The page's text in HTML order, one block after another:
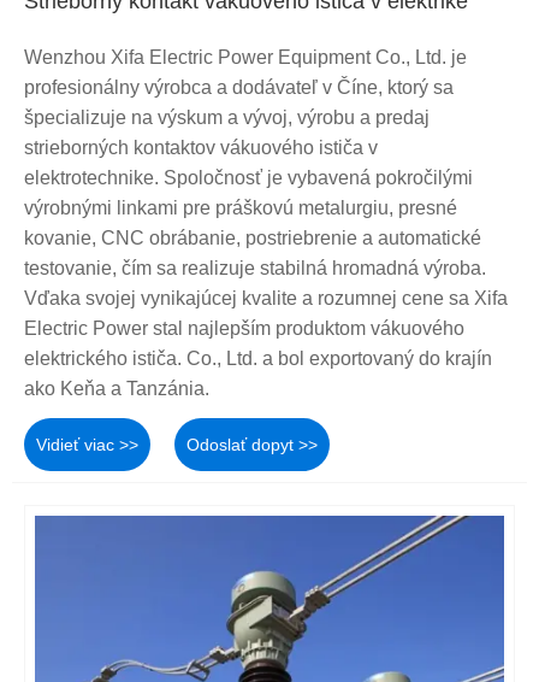
Wenzhou Xifa Electric Power Equipment Co., Ltd. je
profesionálny výrobca a dodávateľ v Číne, ktorý sa
špecializuje na výskum a vývoj, výrobu a predaj
strieborných kontaktov vákuového ističa v
elektrotechnike. Spoločnosť je vybavená pokročilými
výrobnými linkami pre práškovú metalurgiu, presné
kovanie, CNC obrábanie, postriebrenie a automatické
testovanie, čím sa realizuje stabilná hromadná výroba.
Vďaka svojej vynikajúcej kvalite a rozumnej cene sa Xifa
Electric Power stal najlepším produktom vákuového
elektrického ističa. Co., Ltd. a bol exportovaný do krajín
ako Keňa a Tanzánia.
Vidieť viac >> Odoslať dopyt >>